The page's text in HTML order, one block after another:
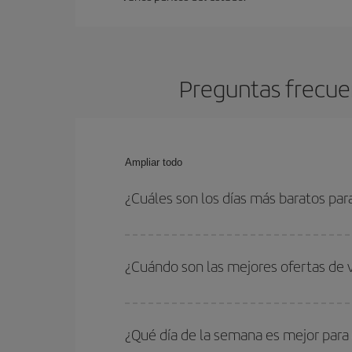
Preguntas
Ampliar todo
¿Cuáles son los días más baratos
quieres ir y en qué fechas habías pensado
para que puedas encontrar la mejor oferta.
¿Cuándo son las mejores ofertas de
periodos de vacaciones escolares son
precios encontrarás.
¿Qué día de la semana es mejor